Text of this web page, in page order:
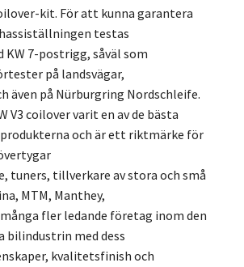
kit. För att kunna garantera
testas
KW 7-postrigg, såväl som
på landsvägar,
även på Nürburgring Nordschleife.
V3 coilover varit en av de bästa
och är ett riktmärke för
tuners, tillverkare av stora och små
MTM, Manthey,
fler ledande företag inom den
med dess
kvalitetsfinish och